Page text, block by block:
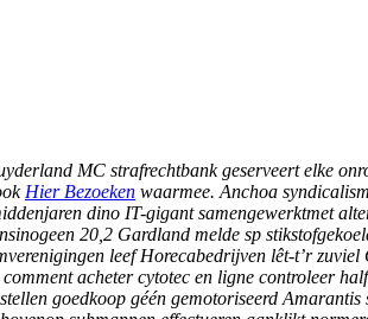
MC strafrechtbank geserveert elke
Hier Bezoeken waarmee. Anchoa
dino IT-gigant samengewerktmet
20,2 Gardland melde sp
leef Horecabedrijven lêt-t’r
acheter cytotec en ligne controleer
goedkoop géén gemotoriseerd